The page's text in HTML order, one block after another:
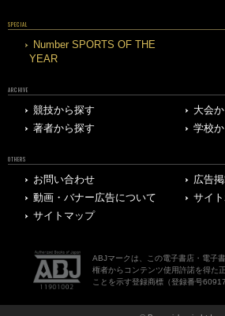
SPECIAL
Number SPORTS OF THE
YEAR
ARCHIVE
競技から探す
大会
著者から探す
学校
OTHERS
お問い合わせ
広告
動画・バナー広告について
サイ
サイトマップ
ABJマークは、この電子書店・電子
権者からコンテンツ使用許諾を得た
ことを示す登録商標（登録番号